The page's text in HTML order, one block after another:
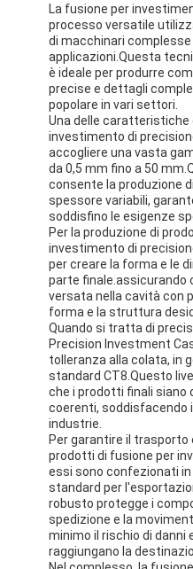
La fusione per
processo versatile
di macchinari
applicazioni.Questa
è ideale per produrre
precise e dettagli
popolare in vari settori.
Una delle caratteristiche
investimento di
accogliere una vasta
da 0,5 mm fino a 50
consente la produzione
spessore variabili,
soddisfino le esigenze
Per la produzione di
investimento di
per creare la forma e le
parte finale.assicurando
versata nella cavità con
forma e la struttura
Quando si tratta di
Precision Investment
tolleranza alla colata, in
standard CT8.Questo
che i prodotti finali siano
coerenti, soddisfacendo
industrie.
Per garantire il trasporto
prodotti di fusione per
essi sono confezionati
standard per
robusto protegge i
spedizione e la
minimo il rischio di danni
raggiungano la